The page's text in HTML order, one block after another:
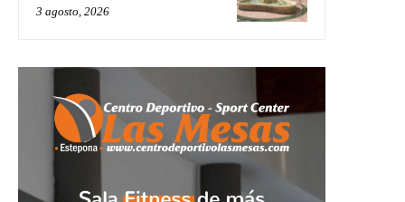
3 agosto, 2026